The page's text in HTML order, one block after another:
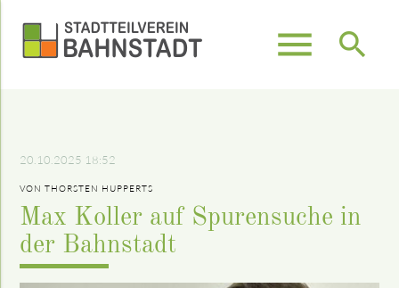
menu search
20.10.2025 18:52
VON THORSTEN HUPPERTS
Max Koller auf Spurensuche in
der Bahnstadt